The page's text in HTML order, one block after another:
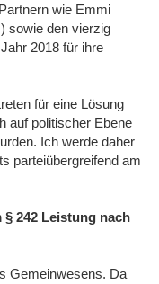
wie Emmi
sowie den vierzig
2018 für ihre
für eine Lösung
auf politischer Ebene
Ich werde daher
parteiübergreifend am
242 Leistung nach
Gemeinwesens. Da